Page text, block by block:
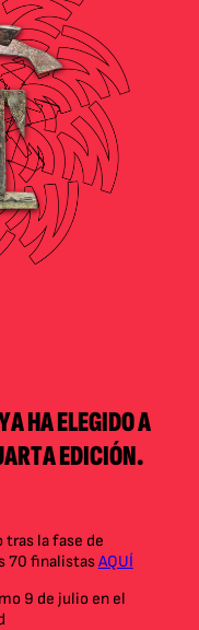
HA ELEGIDO A
EDICIÓN.
tras la fase de
70 finalistasAQUÍ
9 de julio en el